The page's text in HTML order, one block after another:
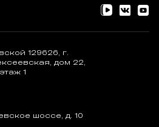
129626, г.
дом 22,
1
шоссе, д. 10